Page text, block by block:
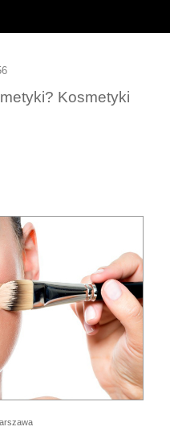
Kosmetyki